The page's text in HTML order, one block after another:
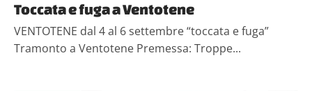
Toccata e fuga a Ventotene
VENTOTENE dal 4 al 6 settembre “toccata e fuga”
Tramonto a Ventotene Premessa: Troppe...